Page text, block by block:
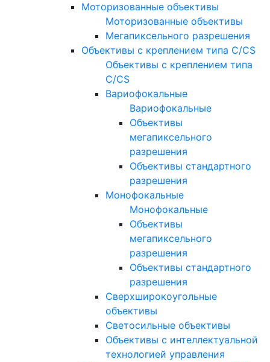
Моторизованные объективы
Моторизованные объективы
Мегапиксельного разрешения
Объективы с креплением типа C/CS
Объективы с креплением типа
C/CS
Вариофокальные
Вариофокальные
Объективы
мегапиксельного
разрешения
Объективы стандартного
разрешения
Монофокальные
Монофокальные
Объективы
мегапиксельного
разрешения
Объективы стандартного
разрешения
Сверхширокоугольные
объективы
Светосильные объективы
Объективы с интеллектуальной
технологией управления